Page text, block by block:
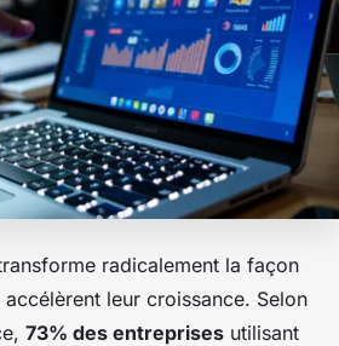
radicalement la façon
leur croissance. Selon
73% des entreprises utilisant